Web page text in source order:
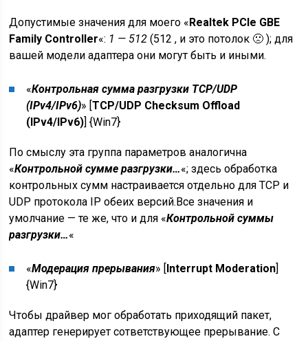
Допустимые значения для моего «Realtek PCIe GBE
Family Controller«: 1 — 512(512 , и это потолок 🙁 ); для
вашей модели адаптера они могут быть и иными.
«Контрольная сумма разгрузки TCP/UDP
(IPv4/IPv6)» [TCP/UDP Checksum Offload
(IPv4/IPv6)] {Win7}
По смыслу эта группа параметров аналогична
«Контрольной сумме разгрузки…«; здесь обработка
контрольных сумм настраивается отдельно для TCP и
UDP протокола IP обеих версий.Все значения и
умолчание — те же, что и для «Контрольной суммы
разгрузки…«
«Модерация прерывания» [Interrupt Moderation]
{Win7}
Чтобы драйвер мог обработать приходящий пакет,
адаптер генерирует сответствующее прерывание. С